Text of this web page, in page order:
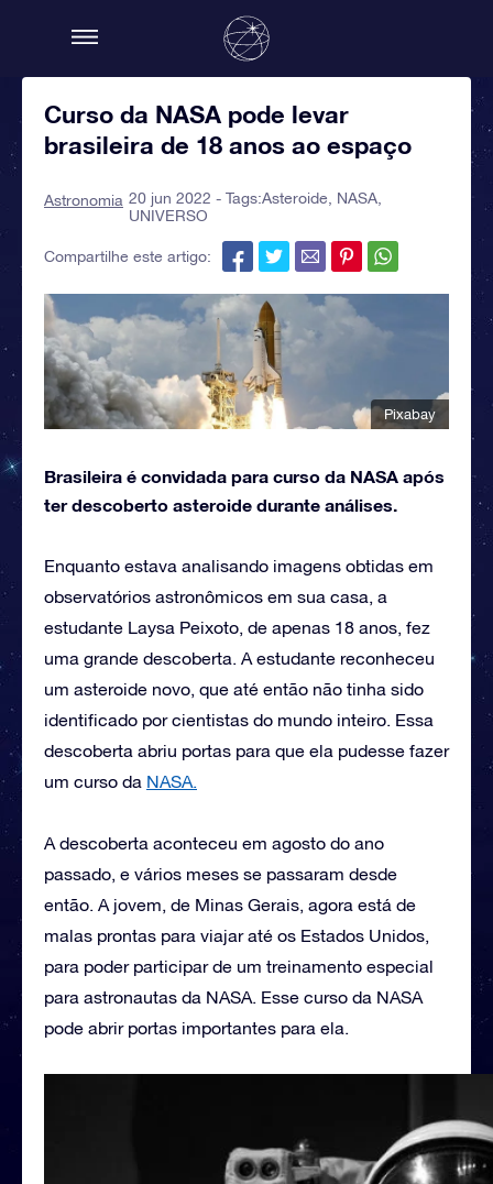
Curso da NASA pode levar
brasileira de 18 anos ao espaço
Astronomia 20 jun 2022 - Tags:Asteroide NASA
UNIVERSO
Compartilhe este artigo:
Pixabay
Brasileira é convidada para curso da NASA após
ter descoberto asteroide durante análises.
Enquanto estava analisando imagens obtidas em
observatórios astronômicos em sua casa, a
estudante Laysa Peixoto, de apenas 18 anos, fez
uma grande descoberta. A estudante reconheceu
um asteroide novo, que até então não tinha sido
identificado por cientistas do mundo inteiro. Essa
descoberta abriu portas para que ela pudesse fazer
um curso da NASA.
A descoberta aconteceu em agosto do ano
passado, e vários meses se passaram desde
então. A jovem, de Minas Gerais, agora está de
malas prontas para viajar até os Estados Unidos,
para poder participar de um treinamento especial
para astronautas da NASA. Esse curso da NASA
pode abrir portas importantes para ela.